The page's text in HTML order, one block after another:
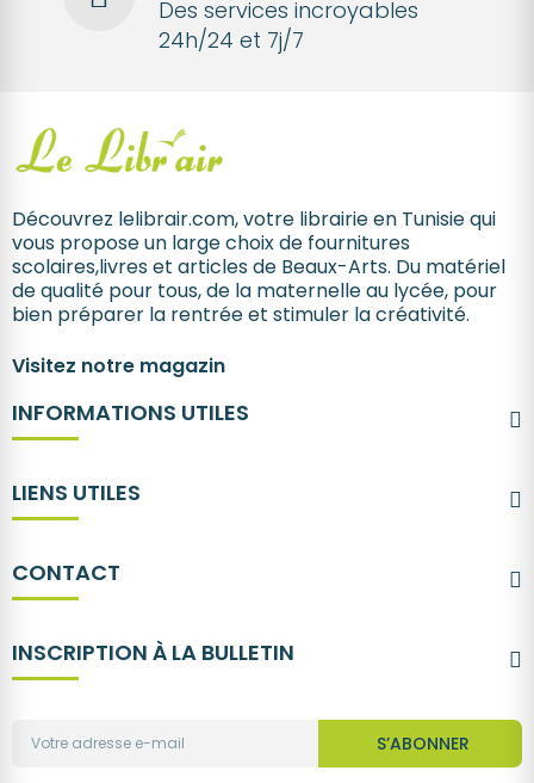
Des services incroyables
24h/24 et 7j/7
Découvrez lelibrair.com, votre librairie en Tunisie qui
vous propose un large choix de fournitures
scolaires,livres et articles de Beaux-Arts. Du matériel
de qualité pour tous, de la maternelle au lycée, pour
bien préparer la rentrée et stimuler la créativité.
Visitez notre magazin
INFORMATIONS UTILES
LIENS UTILES
CONTACT
INSCRIPTION À LA BULLETIN
S’ABONNER